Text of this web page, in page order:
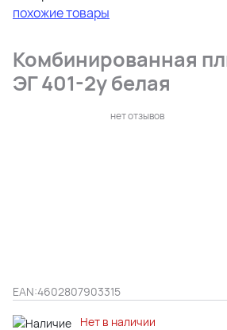
похожие товары
Комбинированная
ЭГ 401-2у белая
нет отзывов
EAN:4602807903315
Нет в наличии